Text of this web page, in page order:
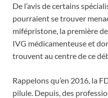
De l’avis de certains
pourraient se trouver
mifépristone, la première
IVG médicamenteuse et
trouvent au centre de ce
Rappelons qu’en 2016, la
pilule. Depuis, des